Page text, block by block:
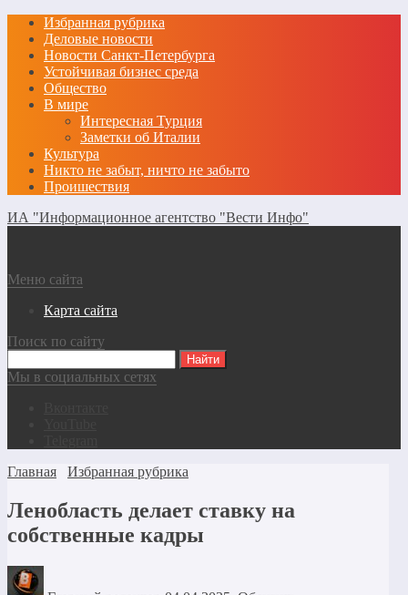
Избранная рубрика
Деловые новости
Новости Санкт-Петербурга
Устойчивая бизнес среда
Общество
В мире
Интересная Турция
Заметки об Италии
Культура
Никто не забыт, ничто не забыто
Проишествия
ИА "Информационное агентство "Вести Инфо"
Меню сайта
Карта сайта
Поиск по сайту
Мы в социальных сетях
Главная
Избранная рубрика
Ленобласть делает ставку на
собственные кадры